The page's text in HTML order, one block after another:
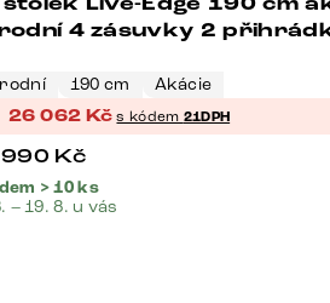
4 zásuvky 2
190 cm Akácie
26 062 Kč s kódem 21DPH
Kč
> 10 ks
– 19. 8. u vás